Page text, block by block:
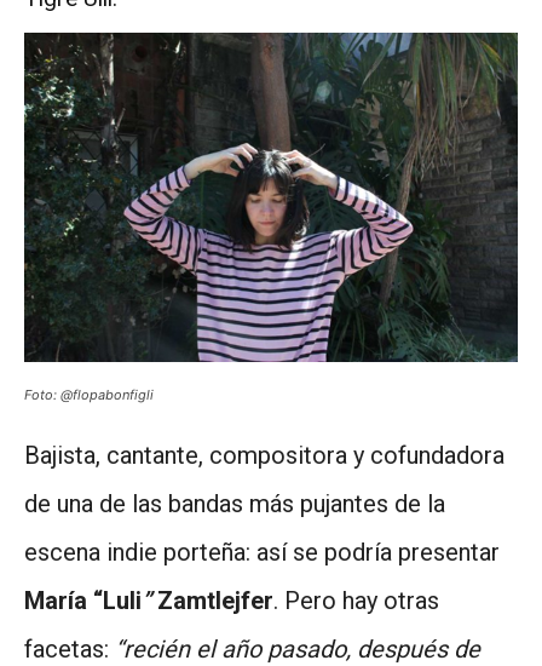
Foto: @flopabonfigli
Bajista, cantante, compositora y cofundadora
de una de las bandas más pujantes de la
escena indie porteña: así se podría presentar
María “Luli”Zamtlejfer. Pero hay otras
facetas: “recién el año pasado, después de